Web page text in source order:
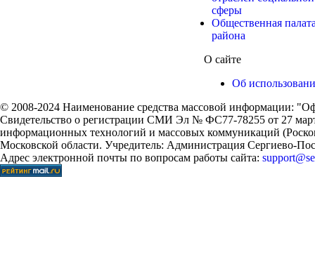
сферы
Общественная
района
О сайте
Об
© 2008-2024 Наименование средства массовой информации:
Свидетельство о регистрации СМИ Эл № ФС77-78255 от 27
информационных технологий и массовых коммуникаций
Московской области. Учредитель: Администрация Сергиево-
Адрес электронной почты по вопросам работы сайта: